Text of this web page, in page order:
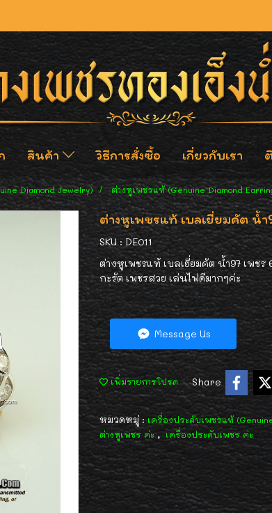
สินค้า วิธีการสั่งซื้อ เกี่ยวกับเรา
Diamond Jewelry) ต่างหูเพชรแท้ (Genuine Diamond
ต่างหูเพชรแท้ เบลเยี่ยมคัต น้ำ
SKU : DE011
ต่างหูเพชรแท้ เบลเยี่ยมคัต น้ำ97 เพช
กะรัต เพชรสวย เล่นไฟดีมากๆค่ะ
Message Us
เพิ่มรายการโปรด Share
หมวดหมู่ :เครื่องประดับเพชรแท้
ต่างหูเพชร ค่ะ , เครื่องประดับเพชร ค่ะ